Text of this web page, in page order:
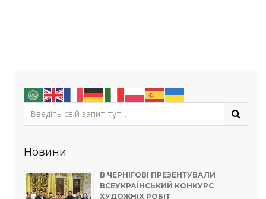
Новини
В ЧЕРНІГОВІ ПРЕЗЕНТУВАЛИ
ВСЕУКРАЇНСЬКИЙ КОНКУРС
ХУДОЖНІХ РОБІТ